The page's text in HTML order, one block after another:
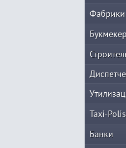
Фабрики
Taxi-Polis
Банки